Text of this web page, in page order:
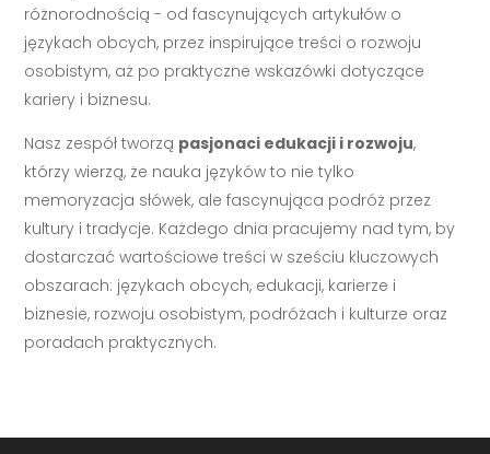
różnorodnością - od fascynujących artykułów o
językach obcych, przez inspirujące treści o rozwoju
osobistym, aż po praktyczne wskazówki dotyczące
kariery i biznesu.
Nasz zespół tworzą pasjonaci edukacji i rozwoju,
którzy wierzą, że nauka języków to nie tylko
memoryzacja słówek, ale fascynująca podróż przez
kultury i tradycje. Każdego dnia pracujemy nad tym, by
dostarczać wartościowe treści w sześciu kluczowych
obszarach: językach obcych, edukacji, karierze i
biznesie, rozwoju osobistym, podróżach i kulturze oraz
poradach praktycznych.